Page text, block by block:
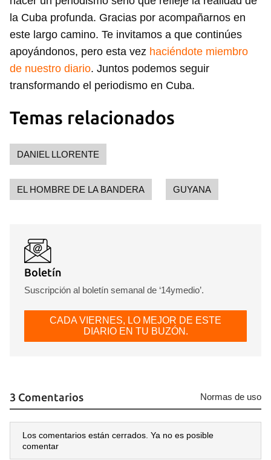
Guardar como favorito
Para poder guardar como favorito, primero has de
iniciar sesión con tu cuenta de 14ymedio.
INICIAR SESIÓN
la Cuba profunda. Gracias por acompañarnos en
este largo camino. Te invitamos a que continúes
apoyándonos, pero esta vez haciéndote miembro
de nuestro diario. Juntos podemos seguir
transformando el periodismo en Cuba.
Temas relacionados
DANIEL LLORENTE
EL HOMBRE DE LA BANDERA GUYANA
Boletín
Suscripción al boletín semanal de ‘14ymedio’.
CADA VIERNES, LO MEJOR DE ESTE
DIARIO EN TU BUZÓN.
3 Comentarios Normas de uso
Los comentarios están cerrados. Ya no es posible
comentar